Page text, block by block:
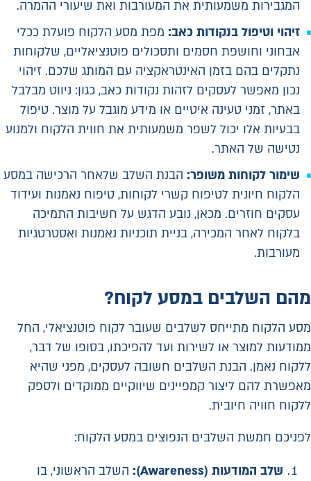
המגבירות משמעותית את המעורבות ואת שיעורי ההמרה.
זיהוי וטיפול בנקודות כאב: מפת מסע הלקוח פועלת ככלי
אבחוני וחושפת חסמים ותסכולים פוטנציאליים, שלקוחות
נתקלים בהם בזמן האינטראקציה עם המותג שלכם. זיהוי
נכון מאפשר לעסקים לזהות נקודות כאב, כגון: ניווט מבלבל
באתר, זמני טעינה איטיים או מידע מוגבל על מוצר. טיפול
בבעיות אלו יכול לשפר משמעותית את חווית הלקוח ולמנוע
נטישה של האתר.
שימור לקוחות משופר: הבנת השלב שלאחר הרכישה במסע
הלקוח חיונית לטיפוח קשרי לקוחות, טיפוח נאמנות ועידוד
עסקים חוזרים. מכאן, נובע הדגש על חשיבות התמיכה
בלקוח לאחר המכירה, בניית תוכניות נאמנות ואסטרטגיות
מעורבות.
מהם השלבים במסע לקוח?
מסע הלקוח מתייחס לשלבים שעובר לקוח פוטנציאלי, החל
ממודעות למוצר או לשירות ועד להפיכתו, בסופו של דבר,
ללקוח נאמן. הבנת השלבים חשובה לעסקים, מפני שהיא
מאפשרת להם ליצור קמפיינים שיווקיים ממוקדים ולספק
ללקוח חוויה חיובית.
לפניכם חמשת השלבים הנפוצים במסע הלקוח:
שלב המודעות (Awareness)
: השלב הראשוני, בו